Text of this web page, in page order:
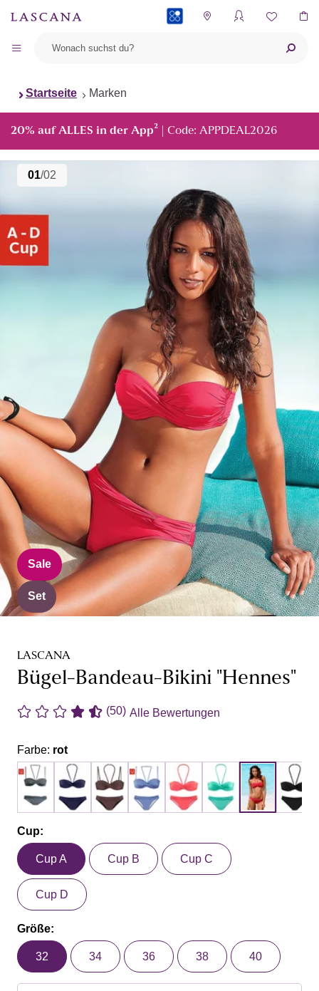
Startseite Marken
20% auf ALLES in der App² | Code: APPDEAL2026
01/02
Sale
Set
LASCANA
Bügel-Bandeau-Bikini "Hennes"
(50) Alle Bewertungen
Farbe: rot
Cup:
Cup A Cup B Cup C
Cup D
Größe:
32 34 36 38 40